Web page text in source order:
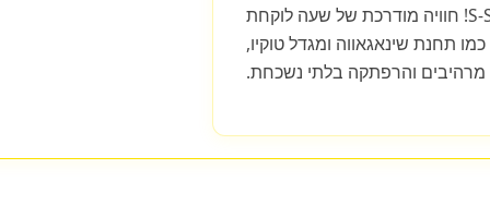
בטוקיו עם מסלול שינגאווה S-S! חוויה מודרכת של שעה לוקחת
תחנת שינאגאווה ומגדל טוקיו,
מרהיבים והרפתקה בלתי נשכחת.